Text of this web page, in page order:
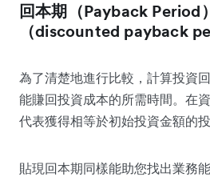
回本期（Payback Period
（discounted payback
為了清楚地進行比較，計算投資
能賺回投資成本的所需時間。在
代表獲得相等於初始投資金額的
貼現回本期同樣能助您找出業務